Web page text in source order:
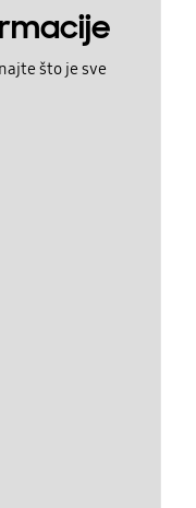
što je sve